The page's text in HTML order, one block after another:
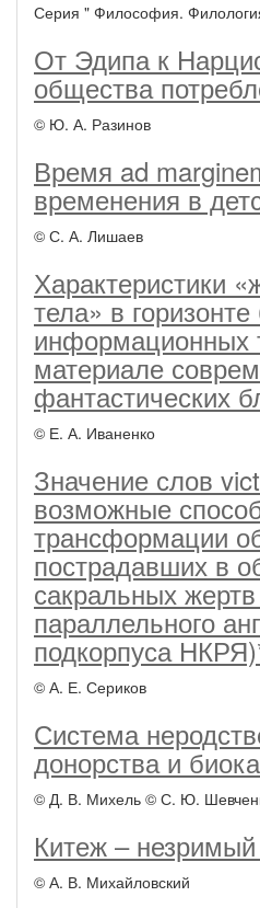
Серия " Философия.
От Эдипа к
общества
© Ю. А. Разинов
Время ad
временения в
© С. А. Лишаев
Характеристики
тела» в
информационных
материале
фантастических
© Е. А. Иваненко
Значение слов
возможные
трансформации
пострадавших в
сакральных
параллельного
подкорпуса
© А. Е. Сериков
Система
донорства и
© Д. В. Михель © С. Ю.
Китеж –
© А. В. Михайловский